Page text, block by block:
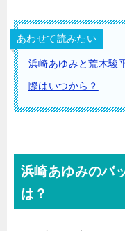
あわせて読みたい
浜崎あゆみと荒木駿
際はいつから？
浜崎あゆみのバ
は？